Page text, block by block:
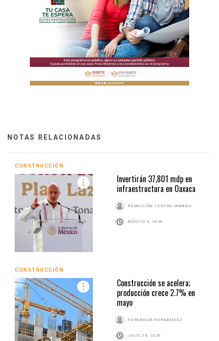
NOTAS RELACIONADAS
CONSTRUCCIÓN
Invertirán 37,801 mdp en
infraestructura en Oaxaca
REDACCIÓN CENTRO URBANO
AGOSTO 3, 2026
CONSTRUCCIÓN
Construcción se acelera;
producción crece 2.7% en
mayo
FERNANDA HERNÁNDEZ
JULIO 24, 2026